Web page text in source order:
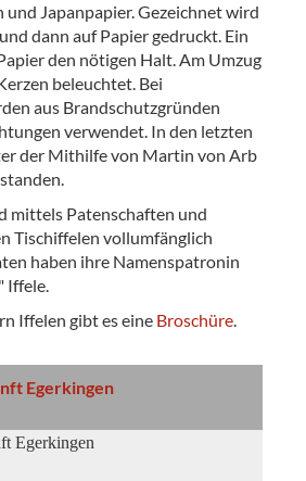
Japanpapier. Gezeichnet wird
dann auf Papier gedruckt. Ein
den nötigen Halt. Am Umzug
beleuchtet. Bei
aus Brandschutzgründen
verwendet. In den letzten
der Mithilfe von Martin von Arb
mittels Patenschaften und
Tischiffelen vollumfänglich
haben ihre Namenspatronin
Iffele.
Iffelen gibt es eine Broschüre.
Egerkingen